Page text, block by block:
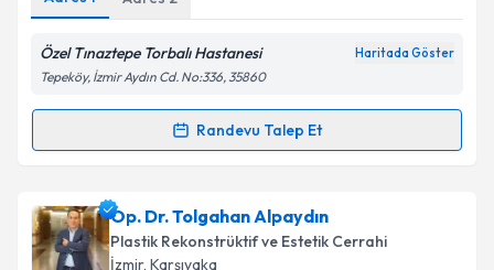
Kişisel verilerimin işlenmesine ilişkin
Metni'ni okudum ve kişisel verilerimin belirtilen
kapsamda işlenmesini kabul ediyorum.
Takvim Talebini Gönder
Özel Tınaztepe Torbalı Hastanesi Haritada Göster
Tepeköy, İzmir Aydın Cd. No:336, 35860
Randevu Talep Et
Randevu Takvimi Talebi
Op. Dr. Gökhan Değer Sucuiçin randevu takvimi
talebi oluşturun. Size bu uzmandan randevu almanız
için bir takvim hazırlandığında e-posta ile
Op. Dr. Tolgahan Alpaydın
Plastik Rekonstrüktif ve Estetik Cerrahi
İzmir, Karşıyaka